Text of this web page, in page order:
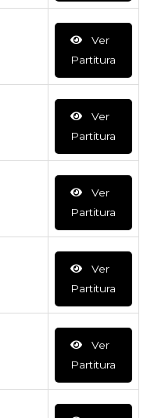
Ver
Partitura
Ver
Partitura
Ver
Partitura
Ver
Partitura
Ver
Partitura